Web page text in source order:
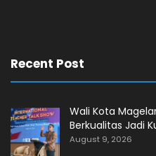
Recent Post
Wali Kota
Berkualitas Jadi
August 9, 2026